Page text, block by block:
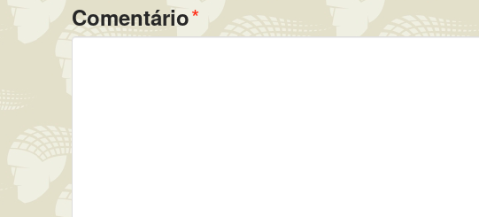
Comentário*